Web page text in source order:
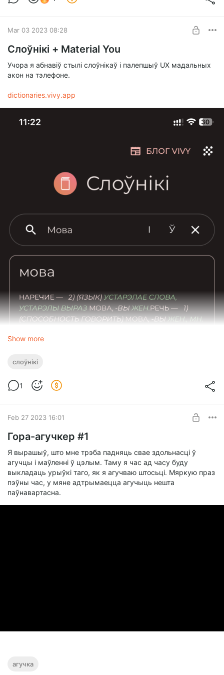
Mar 03 2023 08:28
Слоўнікі + Material You
Учора я абнавіў стылі слоўнікаў і палепшыў UX мадальных
акон на тэлефоне.
dictionaries.vivy.app
Show more
слоўнікі
1
Feb 27 2023 16:01
Гора-агучкер #1
Я вырашыў, што мне трэба падняць свае здольнасці ў
агучцы і маўленні ў цэлым. Таму я час ад часу буду
выкладаць урыўкі таго, як я агучваю штосьці. Мяркую праз
пэўны час, у мяне адтрымаецца агучыць нешта
паўнавартасна.
агучка